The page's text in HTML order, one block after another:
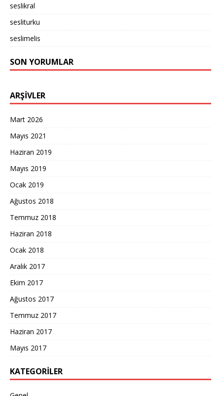
seslikral
sesliturku
seslimelis
SON YORUMLAR
ARŞIVLER
Mart 2026
Mayıs 2021
Haziran 2019
Mayıs 2019
Ocak 2019
Ağustos 2018
Temmuz 2018
Haziran 2018
Ocak 2018
Aralık 2017
Ekim 2017
Ağustos 2017
Temmuz 2017
Haziran 2017
Mayıs 2017
KATEGORILER